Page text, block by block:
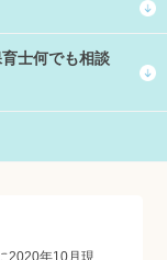
士何でも相談